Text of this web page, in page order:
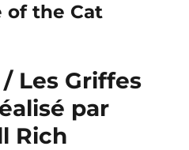
of the Cat
Les Griffes
par
Rich